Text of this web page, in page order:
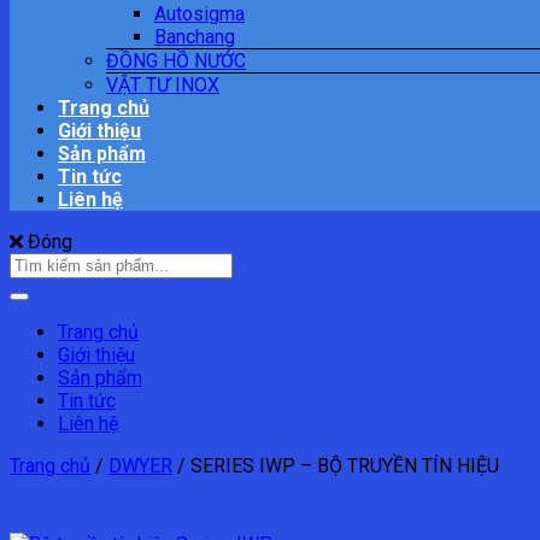
Autosigma
Banchang
ĐỒNG HỒ NƯỚC
VẬT TƯ INOX
Trang chủ
Giới thiệu
Sản phẩm
Tin tức
Liên hệ
Đóng
Tìm
kiếm:
Trang chủ
Giới thiệu
Sản phẩm
Tin tức
Liên hệ
Trang chủ / DWYER / SERIES IWP – BỘ TRUYỀN TÍN HIỆU